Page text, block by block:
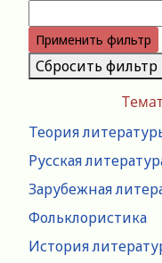
Теория
Русская
Зарубежная
Фольклористика
История
Применить фильтр